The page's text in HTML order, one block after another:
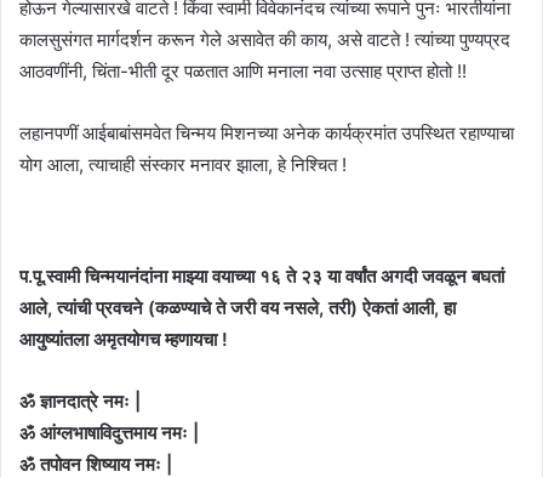
होऊन गेल्यासारखे वाटते ! किंवा स्वामी विवेकानंदच त्यांच्या रूपाने पुनः भारतीयांना
कालसुसंगत मार्गदर्शन करून गेले असावेत की काय, असे वाटते ! त्यांच्या पुण्यप्रद
आठवणींनी, चिंता-भीती दूर पळतात आणि मनाला नवा उत्साह प्राप्त होतो !!
लहानपणीं आईबाबांसमवेत चिन्मय मिशनच्या अनेक कार्यक्रमांत उपस्थित रहाण्याचा
योग आला, त्याचाही संस्कार मनावर झाला, हे निश्चित !
प.पू.स्वामी चिन्मयानंदांना माझ्या वयाच्या १६ ते २३ या वर्षांत अगदी जवळून बघतां
आले, त्यांची प्रवचने (कळण्याचे ते जरी वय नसले, तरी) ऐकतां आली, हा
आयुष्यांतला अमृतयोगच म्हणायचा !
ॐ ज्ञानदात्रे नमः |
ॐ आंग्लभाषाविदुत्तमाय नमः |
ॐ तपोवन शिष्याय नमः |